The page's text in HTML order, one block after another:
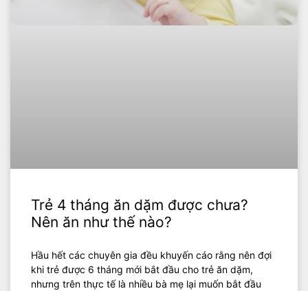
Trẻ 4 tháng ăn dặm được chưa?
Nên ăn như thế nào?
Hầu hết các chuyên gia đều khuyến cáo rằng nên đợi
khi trẻ được 6 tháng mới bắt đầu cho trẻ ăn dặm,
nhưng trên thực tế là nhiều bà mẹ lại muốn bắt đầu